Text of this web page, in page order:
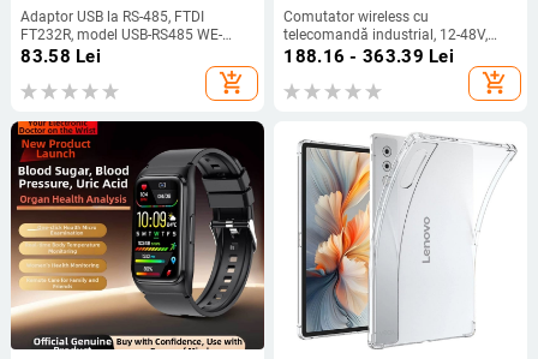
Adaptor USB la RS-485, FTDI
FT232R, model USB-RS485 WE-
1800-BT, viteză 1 Mbps
83.58 Lei
add_shopping_cart
Comutator wireless cu
telecomandă industrial, 12-48V,
doisprezece canale, pentru motoare,
iluminat
188.16 - 363.39 Lei
add_shopping_cart